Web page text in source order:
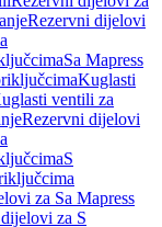
Rezervni dijelovi
Sa Mapress
Kuglasti
ventili za
Rezervni dijelovi
S
za Sa Mapress
za S